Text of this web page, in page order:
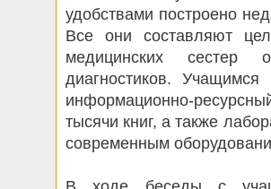
удобствами построено
Все они составляют
медицинских сестер
диагностиков.
информационно-
тысячи книг, а также
современным